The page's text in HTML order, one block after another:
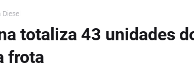
Diesel
totaliza 43 unidades
frota